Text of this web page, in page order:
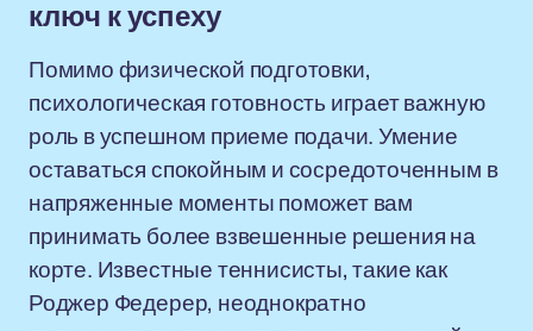
ключ к успеху
Помимо физической подготовки,
психологическая готовность играет важную
роль в успешном приеме подачи. Умение
оставаться спокойным и сосредоточенным в
напряженные моменты поможет вам
принимать более взвешенные решения на
корте. Известные теннисисты, такие как
Роджер Федерер, неоднократно